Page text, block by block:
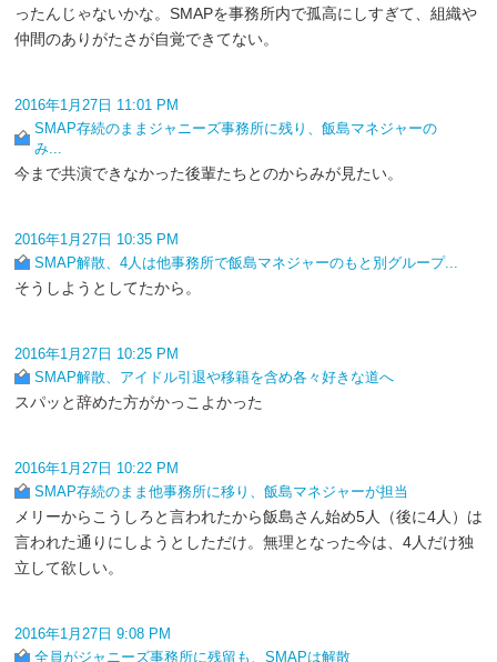
ったんじゃないかな。SMAPを事務所内で孤高にしすぎて、組織や
仲間のありがたさが自覚できてない。
2016年1月27日 11:01 PM
SMAP存続のままジャニーズ事務所に残り、飯島マネジャーの
み...
今まで共演できなかった後輩たちとのからみが見たい。
2016年1月27日 10:35 PM
SMAP解散、4人は他事務所で飯島マネジャーのもと別グループ...
そうしようとしてたから。
2016年1月27日 10:25 PM
SMAP解散、アイドル引退や移籍を含め各々好きな道へ
スパッと辞めた方がかっこよかった
2016年1月27日 10:22 PM
SMAP存続のまま他事務所に移り、飯島マネジャーが担当
メリーからこうしろと言われたから飯島さん始め5人（後に4人）は
言われた通りにしようとしただけ。無理となった今は、4人だけ独
立して欲しい。
2016年1月27日 9:08 PM
全員がジャニーズ事務所に残留も、SMAPは解散